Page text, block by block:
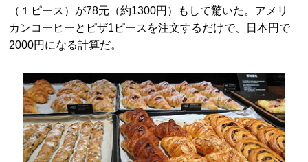
（１ピース）が78元（約1300円）もして驚いた。アメリ
カンコーヒーとピザ1ピースを注文するだけで、日本円で
2000円になる計算だ。